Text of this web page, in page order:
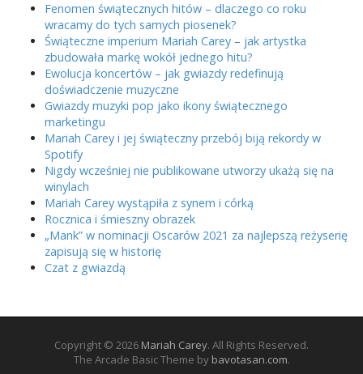
Fenomen świątecznych hitów – dlaczego co roku
wracamy do tych samych piosenek?
Świąteczne imperium Mariah Carey – jak artystka
zbudowała markę wokół jednego hitu?
Ewolucja koncertów – jak gwiazdy redefinują
doświadczenie muzyczne
Gwiazdy muzyki pop jako ikony świątecznego
marketingu
Mariah Carey i jej świąteczny przebój biją rekordy w
Spotify
Nigdy wcześniej nie publikowane utworzy ukażą się na
winylach
Mariah Carey wystąpiła z synem i córką
Rocznica i śmieszny obrazek
„Mank” w nominacji Oscarów 2021 za najlepszą reżyserię
zapisują się w historię
Czat z gwiazdą
Copyright © 2026 Mariah Carey. All Rights Reserved.
The Arcade Basic Theme by bavotasan.com.